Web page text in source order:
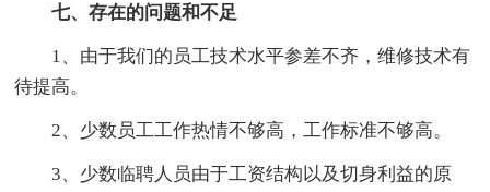
七、存在的问题和不足
1、由于我们的员工技术水平参差不齐，维修技术有
待提高。
2、少数员工工作热情不够高，工作标准不够高。
3、少数临聘人员由于工资结构以及切身利益的原